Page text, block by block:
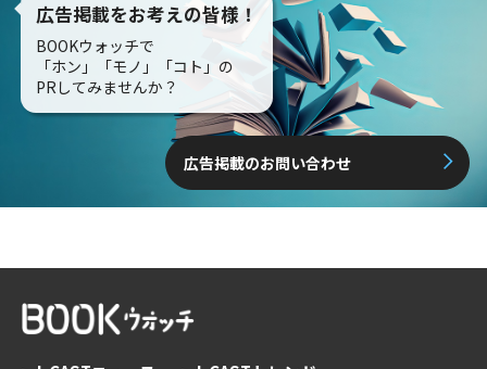
広告掲載をお考えの皆様！
BOOKウォッチで
「ホン」「モノ」「コト」の
PRしてみませんか？
広告掲載のお問い合わせ